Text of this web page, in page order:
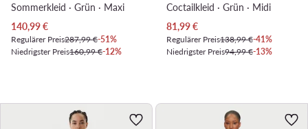
Sommerkleid · Grün · Maxi
Aktueller Preis
140,99€
Regulärer Preis287,99 €-51%
Niedrigster Preis160,99 €-12%
Coctailkleid · Grün · Midi
Aktueller Preis
81,99€
Regulärer Preis138,99 €-41%
Niedrigster Preis94,99 €-13%